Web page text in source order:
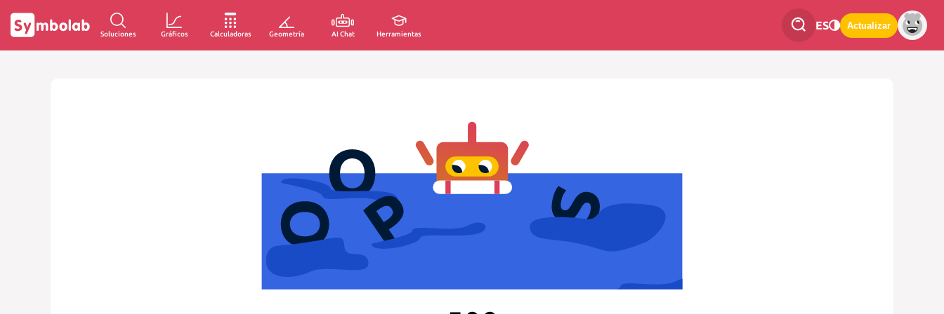
Soluciones Gráficos Calculadoras Geometría AI Chat Herramientas
ES Actualizar